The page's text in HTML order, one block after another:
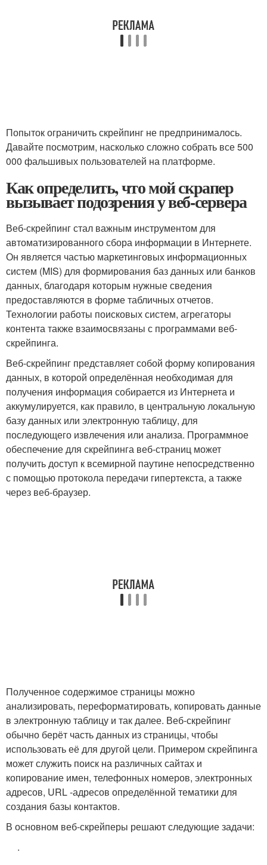
Попыток ограничить скрейпинг не предпринималось.
Давайте посмотрим, насколько сложно собрать все 500
000 фальшивых пользователей на платформе.
Как определить, что мой скрапер
вызывает подозрения у веб-сервера
Веб-скрейпинг стал важным инструментом для
автоматизированного сбора информации в Интернете.
Он является частью маркетинговых информационных
систем (MIS) для формирования баз данных или банков
данных, благодаря которым нужные сведения
предоставляются в форме табличных отчетов.
Технологии работы поисковых систем, агрегаторы
контента также взаимосвязаны с программами веб-
скрейпинга.
Веб-скрейпинг представляет собой форму копирования
данных, в которой определённая необходимая для
получения информация собирается из Интернета и
аккумулируется, как правило, в центральную локальную
базу данных или электронную таблицу, для
последующего извлечения или анализа. Программное
обеспечение для скрейпинга веб-страниц может
получить доступ к всемирной паутине непосредственно
с помощью протокола передачи гипертекста, а также
через веб-браузер.
Полученное содержимое страницы можно
анализировать, переформатировать, копировать данные
в электронную таблицу и так далее. Веб-скрейпинг
обычно берёт часть данных из страницы, чтобы
использовать её для другой цели. Примером скрейпинга
может служить поиск на различных сайтах и
копирование имен, телефонных номеров, электронных
адресов, URL -адресов определённой тематики для
создания базы контактов.
В основном веб-скрейперы решают следующие задачи:
.